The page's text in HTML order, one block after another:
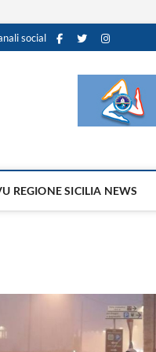
social
REGIONE SICILIA NEWS